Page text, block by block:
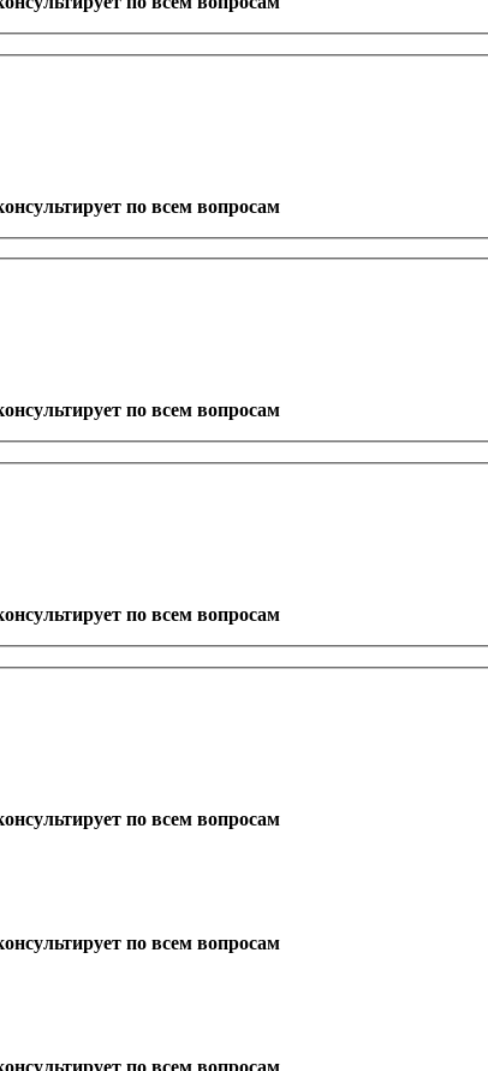
по всем вопросам
по всем вопросам
по всем вопросам
по всем вопросам
по всем вопросам
по всем вопросам